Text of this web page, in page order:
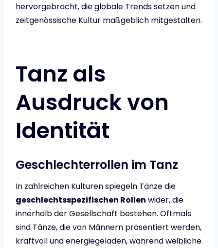
hervorgebracht, die globale Trends setzen und
zeitgenössische Kultur maßgeblich mitgestalten.
Tanz als
Ausdruck von
Identität
Geschlechterrollen im Tanz
In zahlreichen Kulturen spiegeln Tänze die
geschlechtsspezifischen Rollen wider, die
innerhalb der Gesellschaft bestehen. Oftmals
sind Tänze, die von Männern präsentiert werden,
kraftvoll und energiegeladen, während weibliche